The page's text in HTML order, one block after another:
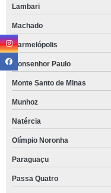
Lambari
Machado
Marmelópolis
Monsenhor Paulo
Monte Santo de Minas
Munhoz
Natércia
Olímpio Noronha
Paraguaçu
Passa Quatro